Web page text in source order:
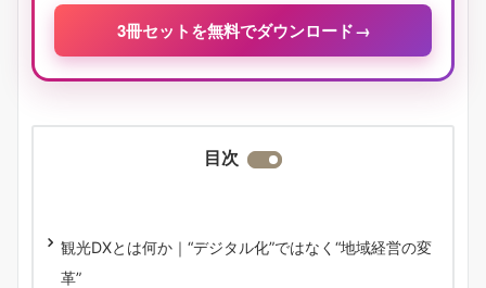
3冊セットを無料でダウンロード→
目次
観光DXとは何か｜“デジタル化”ではなく“地域経営の変
革”